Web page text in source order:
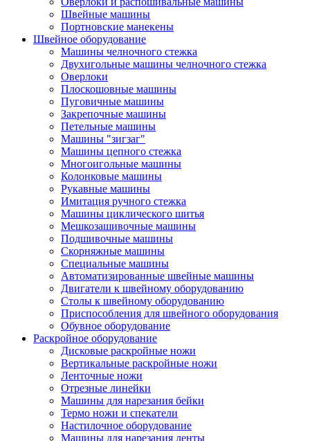
Швейные машины
Портновские манекены
Швейное оборудование
Машины челночного стежка
Двухигольные машины челночного стежка
Оверлоки
Плоскошовные машины
Пуговичные машины
Закрепочные машины
Петельные машины
Машины "зигзаг"
Машины цепного стежка
Многоигольные машины
Колонковые машины
Рукавные машины
Имитация ручного стежка
Машины циклического шитья
Мешкозашивочные машины
Подшивочные машины
Скорняжные машины
Специальные машины
Автоматизированные швейные машины
Двигатели к швейному оборудованию
Столы к швейному оборудованию
Приспособления для швейного оборудования
Обувное оборудование
Раскройное оборудование
Дисковые раскройные ножи
Вертикальные раскройные ножи
Ленточные ножи
Отрезные линейки
Машины для нарезания бейки
Термо ножи и спекатели
Настилочное оборудование
Машины для нарезания ленты